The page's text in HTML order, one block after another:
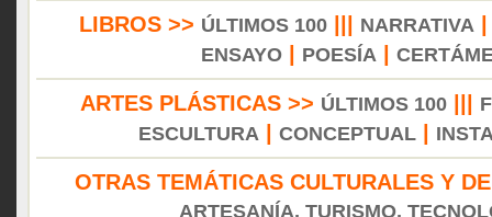
LIBROS >> ÚLTIMOS 100 NARRATIVA
ENSAYO| POESÍA
ARTES PLÁSTICAS >> ÚLTIMOS 100|||
ESCULTURA
CONCEPTUAL
OTRAS TEMÁTICAS CULTURALES Y
ARTESANÍA, TURISMO,